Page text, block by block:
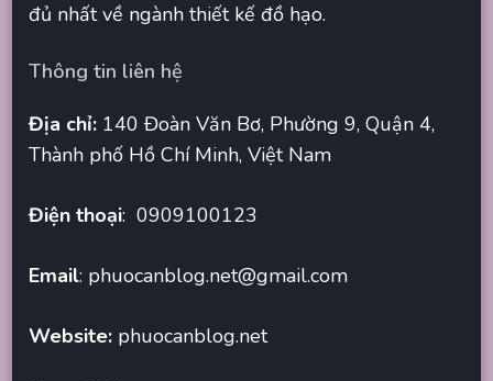
đủ nhất về ngành thiết kế đồ hạo.
Thông tin liên hệ
Địa chỉ: 140 Đoàn Văn Bơ, Phường 9, Quận 4,
Thành phố Hồ Chí Minh, Việt Nam
Điện thoại: 0909100123
Email: phuocanblog.net@gmail.com
Website: phuocanblog.net